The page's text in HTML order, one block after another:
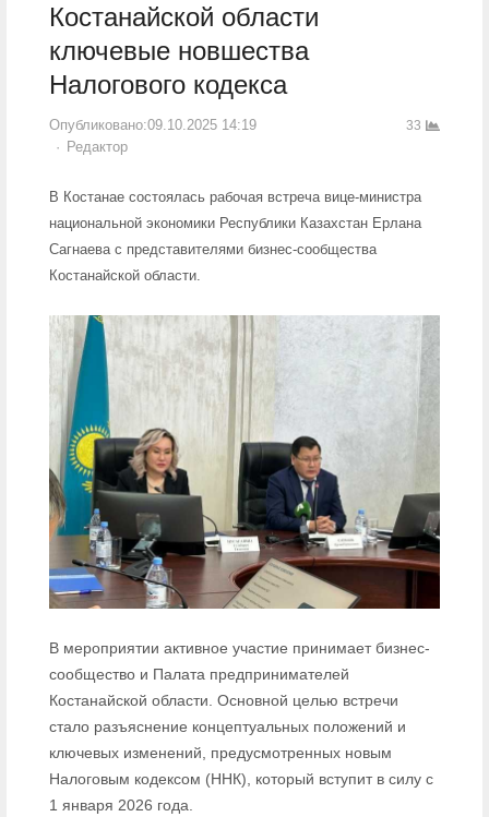
Костанайской области
ключевые новшества
Налогового кодекса
Опубликовано:09.10.2025 14:19
Author
Редактор
33
В Костанае состоялась рабочая встреча вице-министра
национальной экономики Республики Казахстан Ерлана
Сагнаева с представителями бизнес-сообщества
Костанайской области.
В мероприятии активное участие принимает бизнес-
сообщество и Палата предпринимателей
Костанайской области. Основной целью встречи
стало разъяснение концептуальных положений и
ключевых изменений, предусмотренных новым
Налоговым кодексом (ННК), который вступит в силу с
1 января 2026 года.